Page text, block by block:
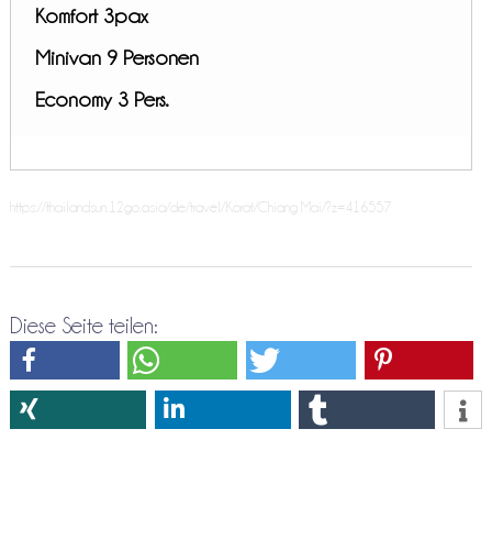
Komfort 3pax
Minivan 9 Personen
Economy 3 Pers.
https://thailandsun.12go.asia/de/travel/Korat/Chiang Mai/?z=416557
Diese Seite teilen: